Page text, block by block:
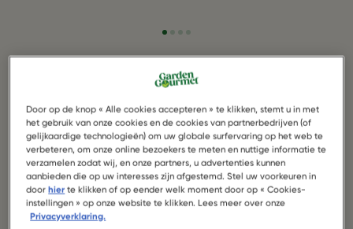
Sensational Mince
Voeg meer bite toe aan je maaltijden met Garden
Gourmet Sensational gehakt. Vegan gehakt dat net zo
bakt en sist als het echte werk, met een ongelooflijk
lekkere smaak waar iedereen dol op zal zijn. Deze
vleesvervanger is rijk aan eiwitten en een bron van
vezels.
Door op de knop « Alle cookies accepteren » te klikken, stemt u in met
het gebruik van onze cookies en de cookies van partnerbedrijven (of
gelijkaardige technologieën) om uw globale surfervaring op het web te
verbeteren, om onze online bezoekers te meten en nuttige informatie te
verzamelen zodat wij, en onze partners, u advertenties kunnen
aanbieden die op uw interesses zijn afgestemd. Stel uw voorkeuren in
doorhier te klikken of op eender welk moment door op « Cookies-
instellingen » op onze website te klikken. Lees meer over onze
Privacyverklaring.